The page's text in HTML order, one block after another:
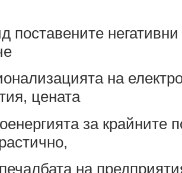
поставените
на
цената
за крайните
на